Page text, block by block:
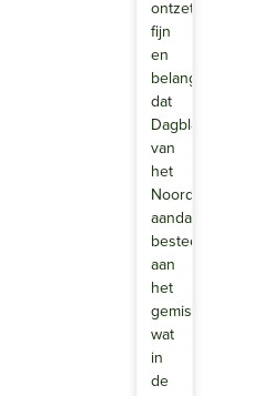
ontzettend
fijn
en
belangrijk
dat
Dagblad
van
het
Noorden
aandacht
besteedt
aan
het
gemis
wat
in
de